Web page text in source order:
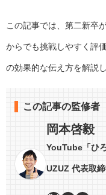
この記事では、第二新卒
からでも挑戦しやすく評
の効果的な伝え方を解説し
この記事の監修者
岡本啓毅
YouTube「ひ
UZUZ 代表取